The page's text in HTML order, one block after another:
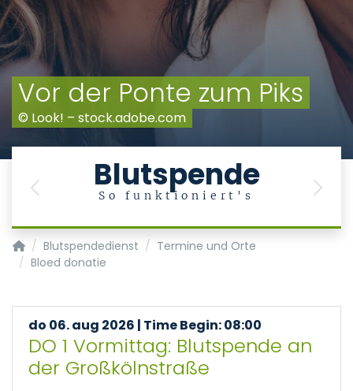
Vor der Ponte zum Piks
© Look! – stock.adobe.com
Blutspende
So funktioniert's
Previous Next
Transfusionsmedizin/Blutspendedienst
Blutspendedienst
Termine und Orte
Bloed donatie
do 06. aug 2026 | Time Begin: 08:00
DO 1 Vormittag: Blutspende an
der Großkölnstraße